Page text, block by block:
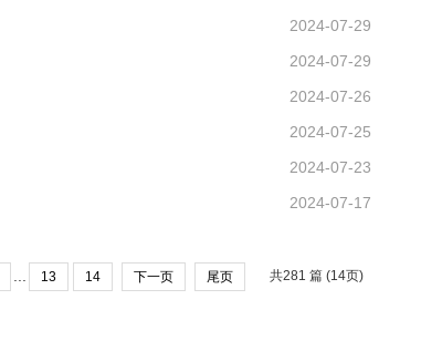
2024-07-29
2024-07-29
2024-07-26
2024-07-25
2024-07-23
2024-07-17
13 14 下一页 尾页 共281 篇 (14页)